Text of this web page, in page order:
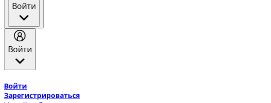
Войти
Войти
Войти
Зарегистрироваться